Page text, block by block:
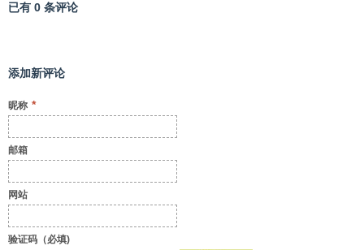
已有 0 条评论
添加新评论
昵称 *
邮箱
网站
验证码（必填)